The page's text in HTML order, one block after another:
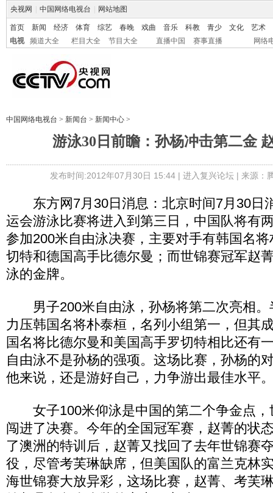
央视网 中国网络电视台 网站地图
首页 新闻 经济 体育 综艺 春晚 戏曲 音乐 科教 青少 文化
艺术
电视
频道大全 栏目大全 节目大全 直播中国 赛事直播 网络
中国网络电视台 > 新闻台 > 新闻中心 >
游泳30日前瞻：孙杨冲击第二金
发布时间:2012年07月30日 15:44 | 进入复兴论坛| 来源：
东方网7月30日消息：北京时间7月30日
运会游泳比赛将进入到第三日，中国队将有
参加200米自由泳决赛，主要对手有韩国名
切特和德国高手比德尔曼；而世锦赛冠军赵
泳的金牌。
男子200米自由泳，孙杨将第二次亮相。
力压韩国名将朴泰桓，名列小组第一，但其
国名将比德尔曼和美国高手罗切特相比还有
自由泳不是孙杨的强项。这场比赛，孙杨的
他来说，还是游好自己，力争游出最佳水平
女子100米仰泳是中国的第二个争金点，
闯进了决赛。今年的全国冠军赛，赵菁的状
了澳洲的特训后，赵菁又找回了去年世锦赛
役，尽管考芙琳缺席，但美国队的富兰克林
海世锦赛大放异彩，这场比赛，赵菁、考芙